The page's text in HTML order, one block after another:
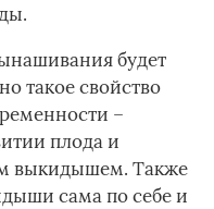
будет
такое свойство
–
плода и
выкидышем. Также
сама по себе и